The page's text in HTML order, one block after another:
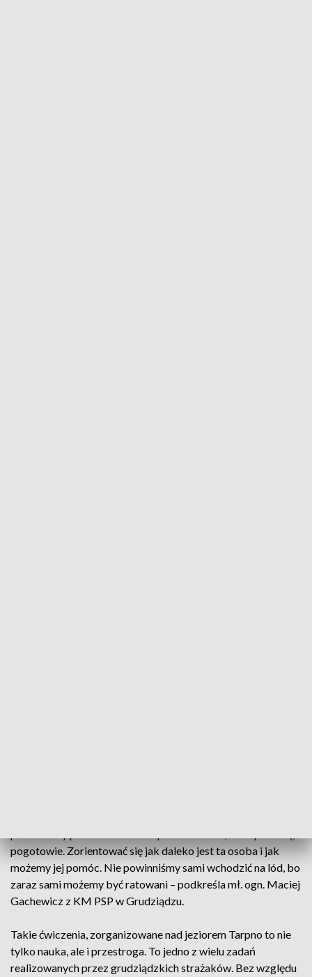
pogotowie. Zorientować się jak daleko jest ta osoba i jak
możemy jej pomóc. Nie powinniśmy sami wchodzić na lód, bo
zaraz sami możemy być ratowani – podkreśla mł. ogn. Maciej
Gachewicz z KM PSP w Grudziądzu.
Takie ćwiczenia, zorganizowane nad jeziorem Tarpno to nie
tylko nauka, ale i przestroga. To jedno z wielu zadań
realizowanych przez grudziądzkich strażaków. Bez względu